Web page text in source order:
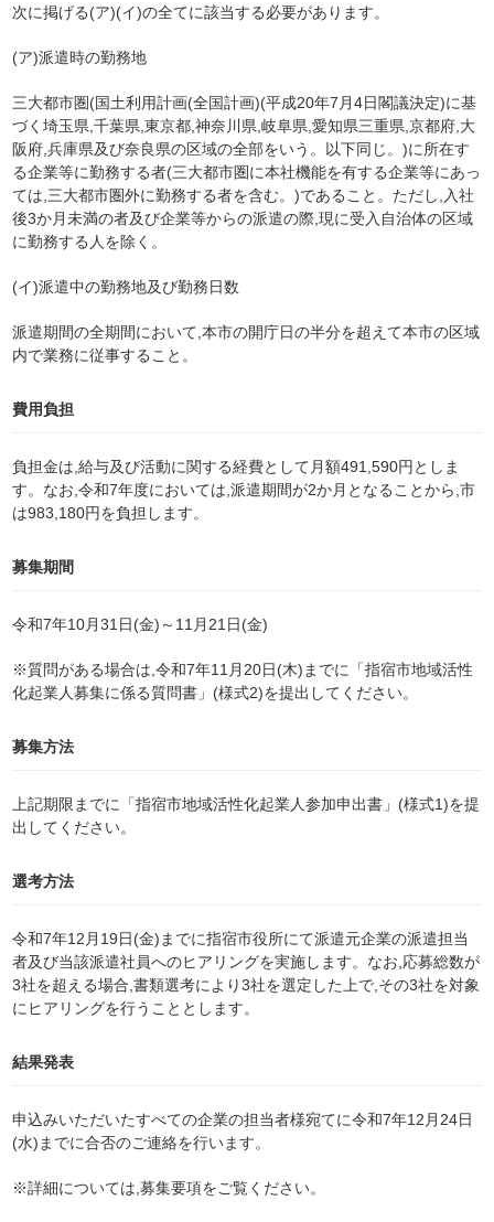
次に掲げる(ア)(イ)の全てに該当する必要があります。
(ア)派遣時の勤務地
三大都市圏(国土利用計画(全国計画)(平成20年7月4日閣議決定)に基
づく埼玉県,千葉県,東京都,神奈川県,岐阜県,愛知県三重県,京都府,大
阪府,兵庫県及び奈良県の区域の全部をいう。以下同じ。)に所在す
る企業等に勤務する者(三大都市圏に本社機能を有する企業等にあっ
ては,三大都市圏外に勤務する者を含む。)であること。ただし,入社
後3か月未満の者及び企業等からの派遣の際,現に受入自治体の区域
に勤務する人を除く。
(イ)派遣中の勤務地及び勤務日数
派遣期間の全期間において,本市の開庁日の半分を超えて本市の区域
内で業務に従事すること。
費用負担
負担金は,給与及び活動に関する経費として月額491,590円としま
す。なお,令和7年度においては,派遣期間が2か月となることから,市
は983,180円を負担します。
募集期間
令和7年10月31日(金)～11月21日(金)
※質問がある場合は,令和7年11月20日(木)までに「指宿市地域活性
化起業人募集に係る質問書」(様式2)を提出してください。
募集方法
上記期限までに「指宿市地域活性化起業人参加申出書」(様式1)を提
出してください。
選考方法
令和7年12月19日(金)までに指宿市役所にて派遣元企業の派遣担当
者及び当該派遣社員へのヒアリングを実施します。なお,応募総数が
3社を超える場合,書類選考により3社を選定した上で,その3社を対象
にヒアリングを行うこととします。
結果発表
申込みいただいたすべての企業の担当者様宛てに令和7年12月24日
(水)までに合否のご連絡を行います。
※詳細については,募集要項をご覧ください。